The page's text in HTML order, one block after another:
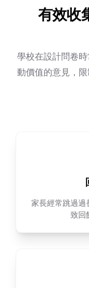
有效收
學校在設計問卷
動價值的意見，
家長經常跳過
致回